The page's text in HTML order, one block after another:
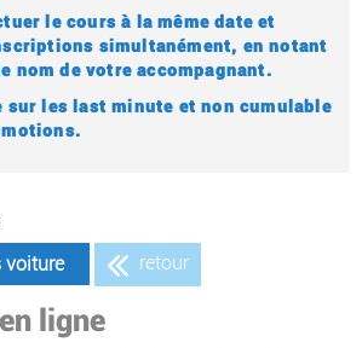
le cours à la même date et
simultanément, en notant
nom de votre accompagnant.
sur les last minute et non cumulable
voiture retour
ligne